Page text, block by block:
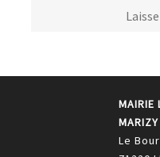
MAIRIE
MARIZY
Le